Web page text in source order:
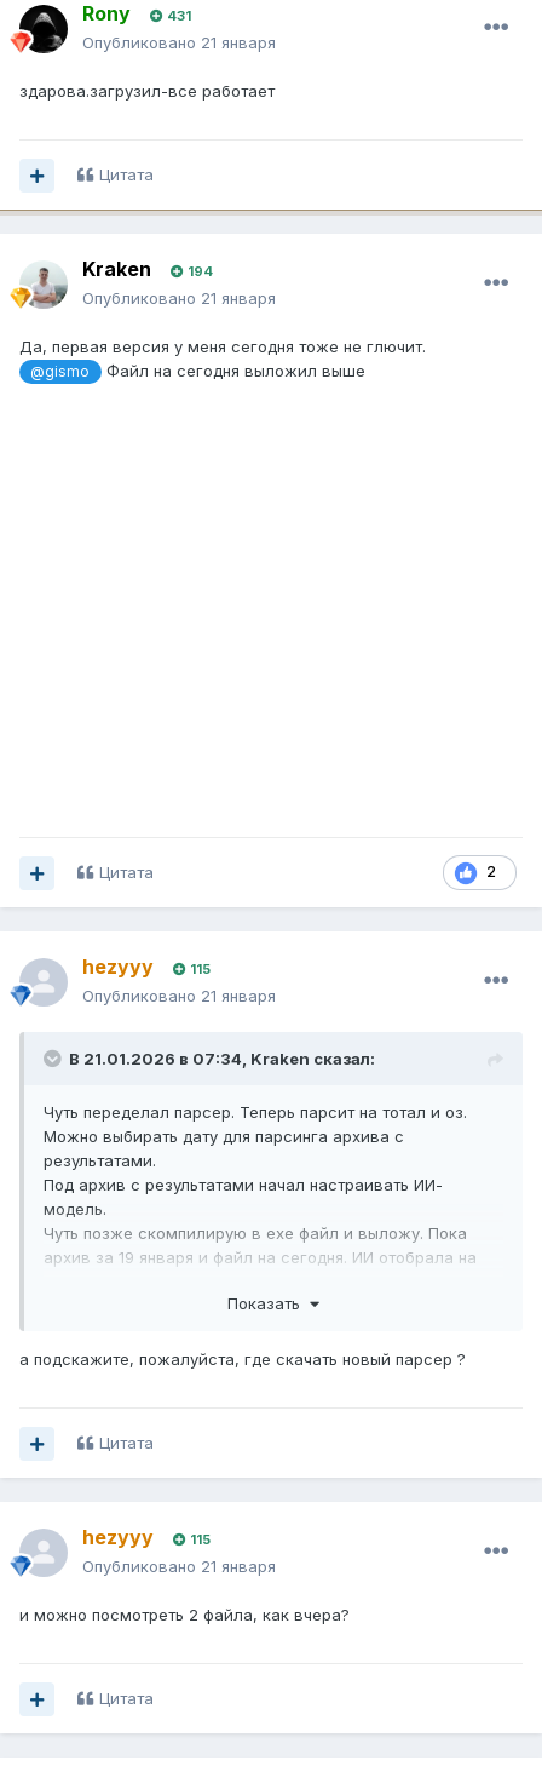
Rony 431
Опубликовано 21 января
здарова.загрузил-все работает
Цитата
Kraken 194
Опубликовано 21 января
Да, первая версия у меня сегодня тоже не глючит.
@gismo Файл на сегодня выложил выше
2
Цитата
hezyyy 115
Опубликовано 21 января
В 21.01.2026 в 07:34, Kraken сказал:
Чуть переделал парсер. Теперь парсит на тотал и оз.
Можно выбирать дату для парсинга архива с
результатами.
Под архив с результатами начал настраивать ИИ-
модель.
Чуть позже скомпилирую в exe файл и выложу. Пока
архив за 19 января и файл на сегодня. ИИ отобрала на
Показать
а подскажите, пожалуйста, где скачать новый парсер ?
Цитата
hezyyy 115
Опубликовано 21 января
и можно посмотреть 2 файла, как вчера?
Цитата